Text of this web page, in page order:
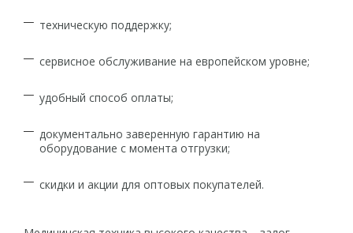
техническую поддержку;
сервисное обслуживание на европейском уровне;
удобный способ оплаты;
документально заверенную гарантию на
оборудование с момента отгрузки;
скидки и акции для оптовых покупателей.